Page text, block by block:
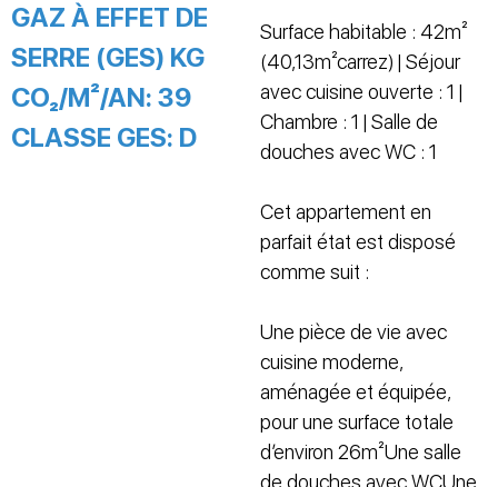
GAZ À EFFET DE
SERRE (GES) KG
CO₂/M²/AN: 39
CLASSE GES: D
Surface habitable : 42m²
(40,13m²carrez) | Séjour
avec cuisine ouverte : 1 |
Chambre : 1 | Salle de
douches avec WC : 1
Cet appartement en
parfait état est disposé
comme suit :
Une pièce de vie avec
cuisine moderne,
aménagée et équipée,
pour une surface totale
d’environ 26m²Une salle
de douches avec WCUne